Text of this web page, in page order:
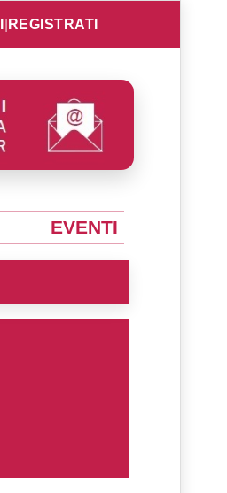
REGISTRATI
EVENTI